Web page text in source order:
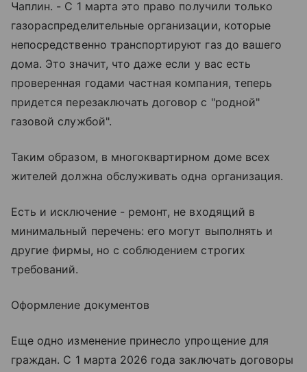
Чаплин. - С 1 марта это право получили только
газораспределительные организации, которые
непосредственно транспортируют газ до вашего
дома. Это значит, что даже если у вас есть
проверенная годами частная компания, теперь
придется перезаключать договор с "родной"
газовой службой".
Таким образом, в многоквартирном доме всех
жителей должна обслуживать одна организация.
Есть и исключение - ремонт, не входящий в
минимальный перечень: его могут выполнять и
другие фирмы, но с соблюдением строгих
требований.
Оформление документов
Еще одно изменение принесло упрощение для
граждан. С 1 марта 2026 года заключать договоры